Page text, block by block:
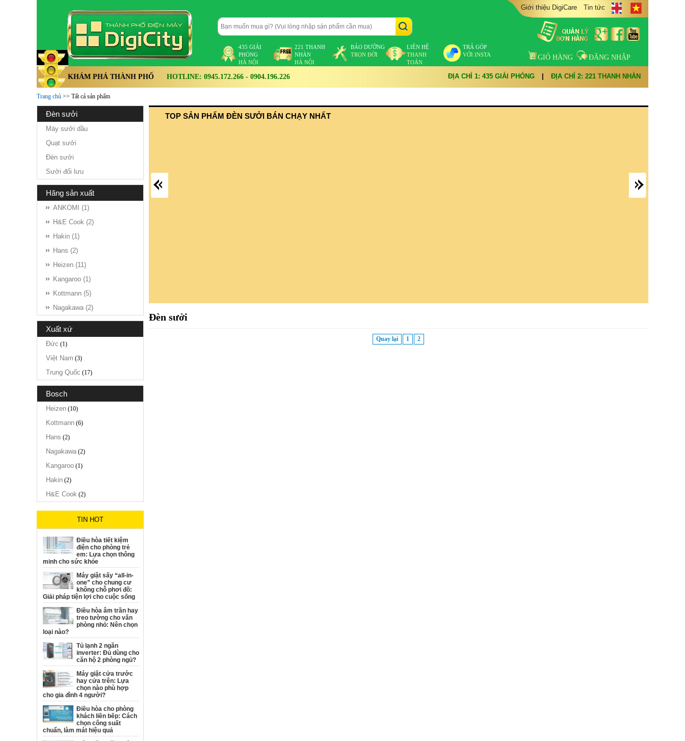
435 GIẢI
PHÓNG
HÀ NỘI
221 THANH
NHÀN
HÀ NỘI
BẢO DƯỠNG
TRỌN ĐỜI
LIÊN HỆ
THANH
TOÁN
TRẢ GÓP
VỚI INSTA
Giới thiệu DigiCare Tin tức
GIỎ HÀNG ĐĂNG NHẬP
KHÁM PHÁ THÀNH PHỐ HOTLINE: 0945.172.266 - 0904.196.226 ĐỊA CHỈ 1: 435 GIẢI PHÓNG ĐỊA CHỈ 2: 221 THANH NHÀN
Trang chủ >> Tất cả sản phẩm
đèn sưởi
Máy sưởi dầu
Quạt sưởi
Đèn sưởi
Sưởi đối lưu
hãng sản xuất
ANKOMI (1)
H&E Cook (2)
Hakin (1)
Hans (2)
Heizen (11)
Kangaroo (1)
Kottmann (5)
Nagakawa (2)
xuất xứ
Đức (1)
Việt Nam (3)
Trung Quốc (17)
bosch
Heizen (10)
Kottmann (6)
Hans (2)
Nagakawa (2)
Kangaroo (1)
Hakin (2)
H&E Cook (2)
TIN HOT
Điều hòa tiết kiệm
điện cho phòng trẻ
em: Lựa chọn thông
minh cho sức khỏe
Máy giặt sấy “all-in-
one” cho chung cư
không chỗ phơi đồ:
Giải pháp tiện lợi cho cuộc sống
Điều hòa âm trần hay
treo tường cho văn
phòng nhỏ: Nên chọn
loại nào?
Tủ lạnh 2 ngăn
inverter: Đủ dùng cho
căn hộ 2 phòng ngủ?
Máy giặt cửa trước
hay cửa trên: Lựa
chọn nào phù hợp
cho gia đình 4 người?
Điều hòa cho phòng
khách liền bếp: Cách
chọn công suất
chuẩn, làm mát hiệu quả
TOP SẢN PHẨM ĐÈN SƯỞI BÁN CHẠY NHẤT
Đèn sưởi
Quay lại 1 2